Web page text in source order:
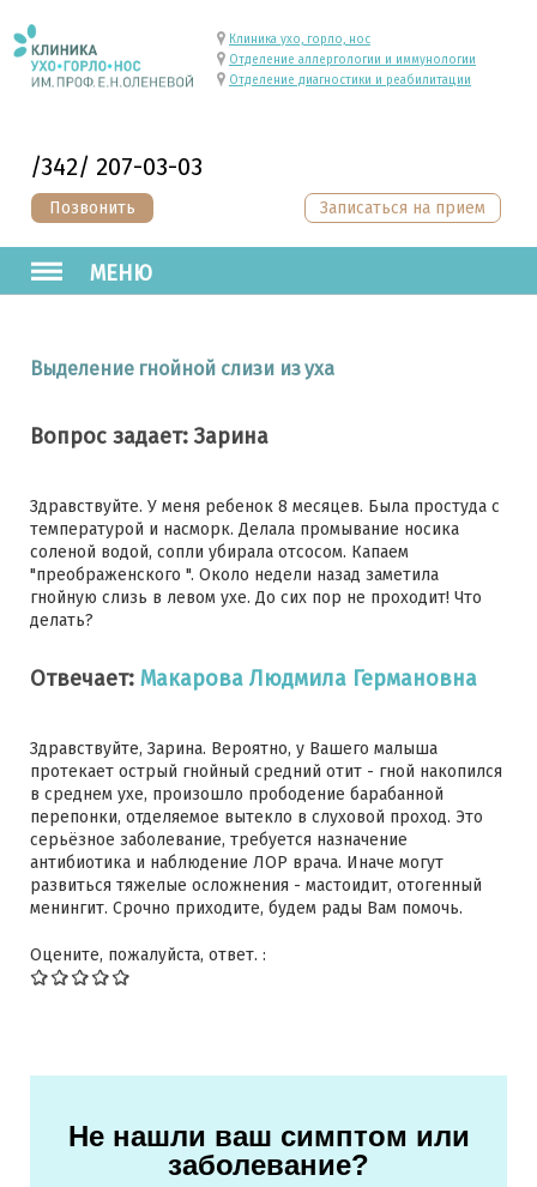
/342/ 207-03-03
Позвонить
Клиника ухо, горло, нос
Отделение аллергологии и иммунологии
Отделение диагностики и реабилитации
МЕНЮ
Записаться на прием
Выделение гнойной слизи из уха
Вопрос задает: Зарина
Здравствуйте. У меня ребенок 8 месяцев. Была простуда с
температурой и насморк. Делала промывание носика
соленой водой, сопли убирала отсосом. Капаем
"преображенского ". Около недели назад заметила
гнойную слизь в левом ухе. До сих пор не проходит! Что
делать?
Отвечает: Макарова Людмила Германовна
Здравствуйте, Зарина. Вероятно, у Вашего малыша
протекает острый гнойный средний отит - гной накопился
в среднем ухе, произошло прободение барабанной
перепонки, отделяемое вытекло в слуховой проход. Это
серьёзное заболевание, требуется назначение
антибиотика и наблюдение ЛОР врача. Иначе могут
развиться тяжелые осложнения - мастоидит, отогенный
менингит. Срочно приходите, будем рады Вам помочь.
Оцените, пожалуйста, ответ. :
Не нашли ваш симптом или
заболевание?